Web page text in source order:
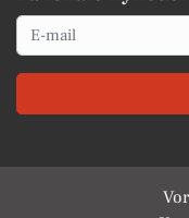
Email